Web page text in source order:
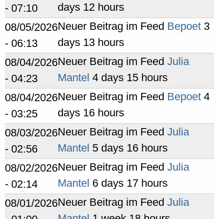
- 07:10
days 12 hours
08/05/2026
- 06:13
Neuer Beitrag im Feed Bepoet 3
days 13 hours
08/04/2026
- 04:23
Neuer Beitrag im Feed Julia
Mantel 4 days 15 hours
08/04/2026
- 03:25
Neuer Beitrag im Feed Bepoet 4
days 16 hours
08/03/2026
- 02:56
Neuer Beitrag im Feed Julia
Mantel 5 days 16 hours
08/02/2026
- 02:14
Neuer Beitrag im Feed Julia
Mantel 6 days 17 hours
08/01/2026Neuer Beitrag im Feed Julia